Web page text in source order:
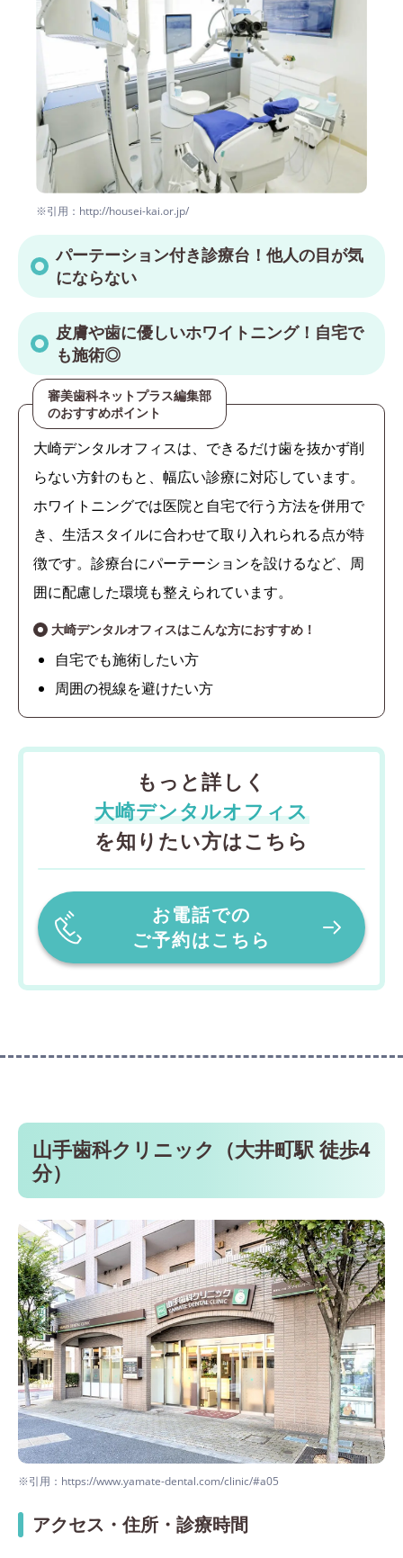
※引用：http://housei-kai.or.jp/
パーテーション付き診療台！他人の目が気
にならない
皮膚や歯に優しいホワイトニング！自宅で
も施術◎
審美歯科ネットプラス編集部
のおすすめポイント
大崎デンタルオフィスは、できるだけ歯を抜かず削
らない方針のもと、幅広い診療に対応しています。
ホワイトニングでは医院と自宅で行う方法を併用で
き、生活スタイルに合わせて取り入れられる点が特
徴です。診療台にパーテーションを設けるなど、周
囲に配慮した環境も整えられています。
大崎デンタルオフィスはこんな方におすすめ！
自宅でも施術したい方
周囲の視線を避けたい方
もっと詳しく
大崎デンタルオフィス
を知りたい方はこちら
お電話での
ご予約はこちら
山手歯科クリニック（大井町駅 徒歩4
分）
※引用：https://www.yamate-dental.com/clinic/#a05
アクセス・住所・診療時間